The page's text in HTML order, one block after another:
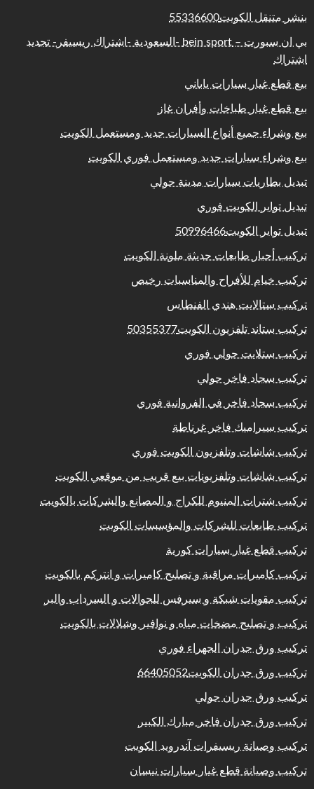
بنشر متنقل الكويت55336600
بي ان سبورت – bein sport -السعودية -اشتراك ريسيفر- تجديد
اشتراك
بيع قطع غيار سيارات ياباني
بيع قطع غيار طباخات وأفران غاز
بيع وشراء جميع أنواع السيارات جديد ومستعمل الكويت
بيع وشراء سيارات جديد ومستعمل فوري الكويت
تبديل بطاريات سيارات مدينة حولي
تبديل تواير الكويت فوري
تبديل تواير الكويت50996466
تركيب أحبار طابعات حديثة ملونة الكويت
تركيب خيام للأفراح والمناسبات رخيص
تركيب ستالايت هندي الفنطاس
تركيب ستاند تلفزيون الكويت50355377
تركيب ستلايت حولي فوري
تركيب سجاد فاخر حولي
تركيب سجاد فاخر في الفروانية فوري
تركيب سيراميك فاخر غرناطة
تركيب شاشات وتلفزيون الكويت فوري
تركيب شاشات وتلفزيونات بيع قريب من موقعي الكويت
تركيب شترات المنيوم للكراج و المصانع والشركات بالكويت
تركيب طابعات للشركات والمؤسسات الكويت
تركيب قطع غيار سيارات كورية
تركيب كاميرات مراقبة و تصليح كاميرات و انتركم بالكويت
تركيب مقويات شبكة و سيرفس للجوالات و السرداب والبر
تركيب و تصليح مضخات مياه و نوافير وشلالات بالكويت
تركيب ورق جدران الجهراء فوري
تركيب ورق جدران الكويت66405052
تركيب ورق جدران حولي
تركيب ورق جدران فاخر مبارك الكبير
تركيب وصيانة ريسيفرات آندرويد الكويت
تركيب وصيانة قطع غيار سيارات نيسان